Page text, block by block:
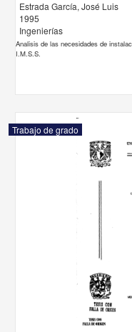
Estrada García, José Luis
1995
Ingenierías
Analisis de las necesidades de
I.M.S.S.
Trabajo de grado